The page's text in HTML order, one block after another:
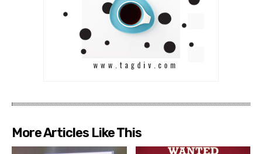
More Articles Like This